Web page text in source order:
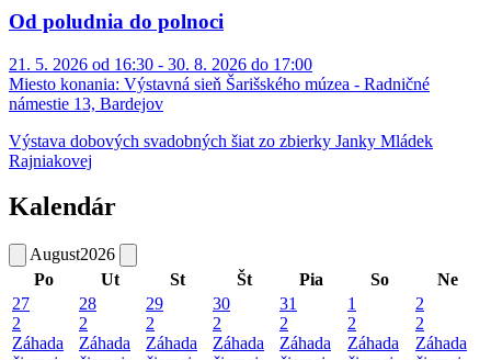
Od poludnia do polnoci
21. 5. 2026 od 16:30 - 30. 8. 2026 do 17:00
Miesto konania: Výstavná sieň Šarišského múzea - Radničné
námestie 13, Bardejov
Výstava dobových svadobných šiat zo zbierky Janky Mládek
Rajniakovej
Kalendár
August2026
Po
Ut St Št Pia So
Ne
27
2
Záhada
28
2
Záhada
29
2
Záhada
30
2
Záhada
31
2
Záhada
1
2
Záhada
2
2
Záhada